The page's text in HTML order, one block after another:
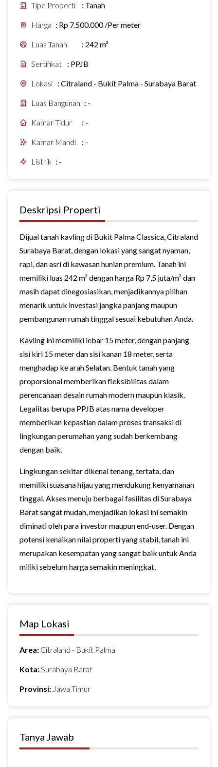
Tipe Properti : Tanah
Harga : Rp 7.500.000 /Per meter
Luas Tanah : 242 m²
Sertifikat : PPJB
Lokasi : Citraland - Bukit Palma - Surabaya Barat
Luas Bangunan : -
Kamar Tidur : -
Kamar Mandi : -
Listrik : -
Deskripsi Properti
Dijual tanah kavling di Bukit Palma Classica,Citraland
Surabaya Barat, dengan lokasi yang sangat nyaman,
rapi, dan asri di kawasan hunian premium. Tanah ini
memiliki luas 242 m² dengan harga Rp 7,5 juta/m² dan
masih dapat dinegosiasikan, menjadikannya pilihan
menarik untuk investasi jangka panjang maupun
pembangunan rumah tinggal sesuai kebutuhan Anda.
Kavling ini memiliki lebar 15 meter, dengan panjang
sisi kiri 15 meter dan sisi kanan 18 meter, serta
menghadap ke arah Selatan. Bentuk tanah yang
proporsional memberikan fleksibilitas dalam
perencanaan desain rumah modern maupun klasik.
Legalitas berupa PPJB atas nama developer
memberikan kepastian dalam proses transaksi di
lingkungan perumahan yang sudah berkembang
dengan baik.
Lingkungan sekitar dikenal tenang, tertata, dan
memiliki suasana hijau yang mendukung kenyamanan
tinggal. Akses menuju berbagai fasilitas di Surabaya
Barat sangat mudah, menjadikan lokasi ini semakin
diminati oleh para investor maupun end-user. Dengan
potensi kenaikan nilai properti yang stabil, tanah ini
merupakan kesempatan yang sangat baik untuk Anda
miliki sebelum harga semakin meningkat.
Map Lokasi
Area: Citraland - Bukit Palma
Kota:Surabaya Barat
Provinsi: Jawa Timur
Tanya Jawab